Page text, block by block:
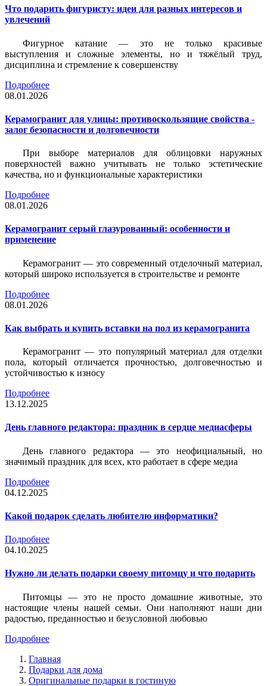
Что подарить фигуристу: идеи для разных интересов и
увлечений
Фигурное катание — это не только красивые
выступления и сложные элементы, но и тяжёлый труд,
дисциплина и стремление к совершенству
Подробнее
08.01.2026
Керамогранит для улицы: противоскользящие свойства -
залог безопасности и долговечности
При выборе материалов для облицовки наружных
поверхностей важно учитывать не только эстетические
качества, но и функциональные характеристики
Подробнее
08.01.2026
Керамогранит серый глазурованный: особенности и
применение
Керамогранит — это современный отделочный материал,
который широко используется в строительстве и ремонте
Подробнее
08.01.2026
Как выбрать и купить вставки на пол из керамогранита
Керамогранит — это популярный материал для отделки
пола, который отличается прочностью, долговечностью и
устойчивостью к износу
Подробнее
13.12.2025
День главного редактора: праздник в сердце медиасферы
День главного редактора — это неофициальный, но
значимый праздник для всех, кто работает в сфере медиа
Подробнее
04.12.2025
Какой подарок сделать любителю информатики?
Подробнее
04.10.2025
Нужно ли делать подарки своему питомцу и что подарить
Питомцы — это не просто домашние животные, это
настоящие члены нашей семьи. Они наполняют наши дни
радостью, преданностью и безусловной любовью
Подробнее
Главная
Подарки для дома
Оригинальные подарки в гостиную